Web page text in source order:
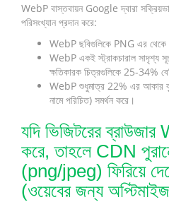
WebP বাস্তবায়ন Google দ্বারা
পরিসংখ্যান প্রদান করে:
WebP ছবিগুলিকে PNG এর থেকে
WebP একই স্ট্রাকচারাল সাদৃশ্য
ক্ষতিকারক চিত্রগুলিকে 25-34%
WebP শুধুমাত্র 22% এর আকার
নামে পরিচিত) সমর্থন করে।
যদি ভিজিটরের
করে, তাহলে CDN
(png/jpeg) ফিরিয়ে
(ওয়েবের জন্য